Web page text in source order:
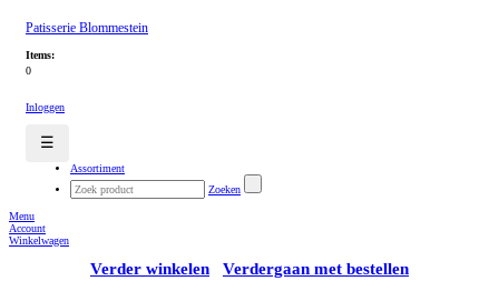
Patisserie Blommestein
Items:
0
Inloggen
☰
Assortiment
Zoeken
Menu
Account
Winkelwagen
Verder winkelen Verdergaan met bestellen